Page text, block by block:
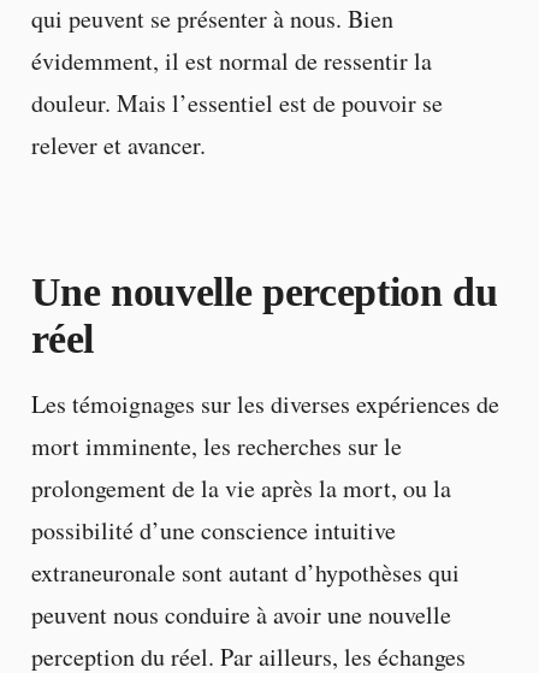
qui peuvent se présenter à nous. Bien
évidemment, il est normal de ressentir la
douleur. Mais l’essentiel est de pouvoir se
relever et avancer.
Une nouvelle perception du
réel
Les témoignages sur les diverses expériences de
mort imminente, les recherches sur le
prolongement de la vie après la mort, ou la
possibilité d’une conscience intuitive
extraneuronale sont autant d’hypothèses qui
peuvent nous conduire à avoir une nouvelle
perception du réel. Par ailleurs, les échanges